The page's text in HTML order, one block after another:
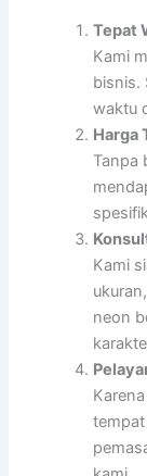
Tepat
Kami
bisnis.
waktu
Harga
Tanpa
Kami
neon